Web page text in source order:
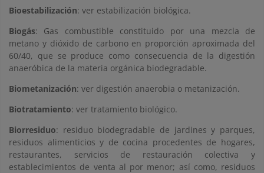
Bioestabilización: ver estabilización biológica.
Biogás: Gas combustible constituido por una mezcla de
metano y dióxido de carbono en proporción aproximada del
60/40, que se produce como consecuencia de la digestión
anaeróbica de la materia orgánica biodegradable.
Biometanización: ver digestión anaerobia o metanización.
Biotratamiento: ver tratamiento biológico.
Biorresiduo: residuo biodegradable de jardines y parques,
residuos alimenticios y de cocina procedentes de hogares,
restaurantes, servicios de restauración colectiva y
establecimientos de venta al por menor; así como, residuos